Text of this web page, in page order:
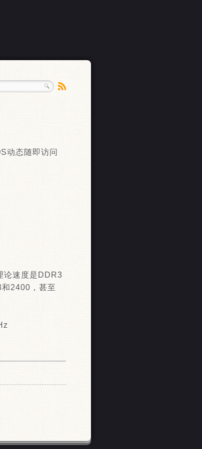
动态随即访问
论速度是DDR3
2400，甚至